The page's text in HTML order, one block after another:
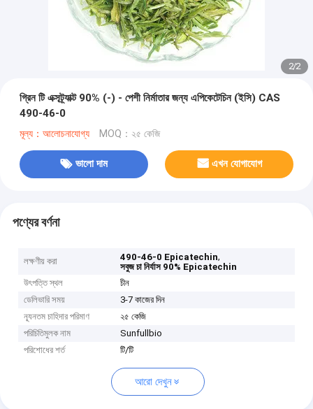
2/2
গ্রিন টি এক্সট্র্যাক্ট 90% (-) - পেশী নির্মাতার জন্য এপিকেটেচিন (ইসি) CAS
490-46-0
মূল্য：আলোচনাযোগ্য MOQ：২৫ কেজি
ভালো দাম এখন যোগাযোগ
পণ্যের বর্ণনা
লক্ষণীয় করা 490-46-0 Epicatechin,
সবুজ চা নির্যাস 90% Epicatechin
উৎপত্তি স্থল
চীন
ডেলিভারি সময়
3-7 কাজের দিন
ন্যূনতম চাহিদার পরিমাণ
২৫ কেজি
পরিচিতিমুলক নাম
Sunfullbio
পরিশোধের শর্ত
টি/টি
আরো দেখুন